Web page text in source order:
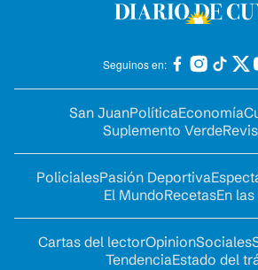
Seguinos en:
San JuanPolíticaEconomía
Suplemento Verde
PolicialesPasión Deportiva
El MundoRecetasEn
Cartas del lectorOpinionSociales
TendenciaEstado del